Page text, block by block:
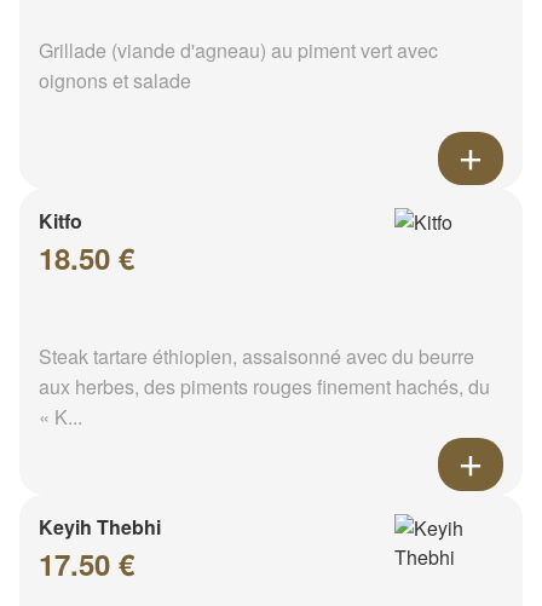
Grillade (viande d'agneau) au piment vert avec
oignons et salade
Kitfo
18.50 €
Steak tartare éthiopien, assaisonné avec du beurre
aux herbes, des piments rouges finement hachés, du
« K...
Keyih Thebhi
17.50 €